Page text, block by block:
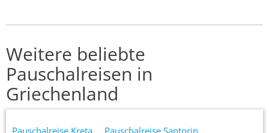
Weitere beliebte
Pauschalreisen in
Griechenland
Pauschalreise Kreta
Pauschalreise Santorin